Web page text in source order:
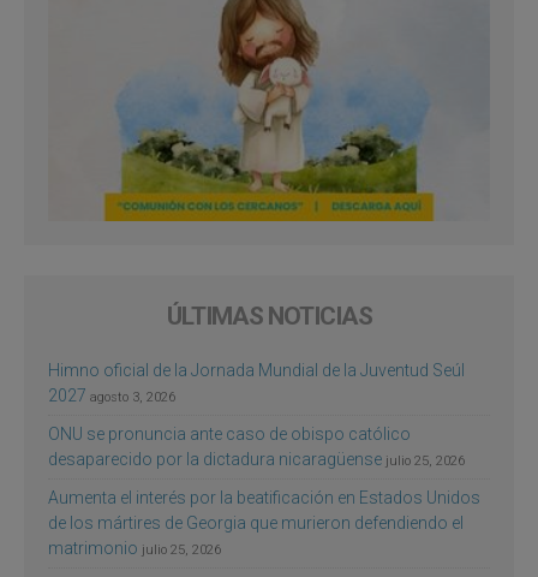
ÚLTIMAS NOTICIAS
Himno oficial de la Jornada Mundial de la Juventud Seúl
2027 agosto 3, 2026
ONU se pronuncia ante caso de obispo católico
desaparecido por la dictadura nicaragüense julio 25, 2026
Aumenta el interés por la beatificación en Estados Unidos
de los mártires de Georgia que murieron defendiendo el
matrimonio julio 25, 2026